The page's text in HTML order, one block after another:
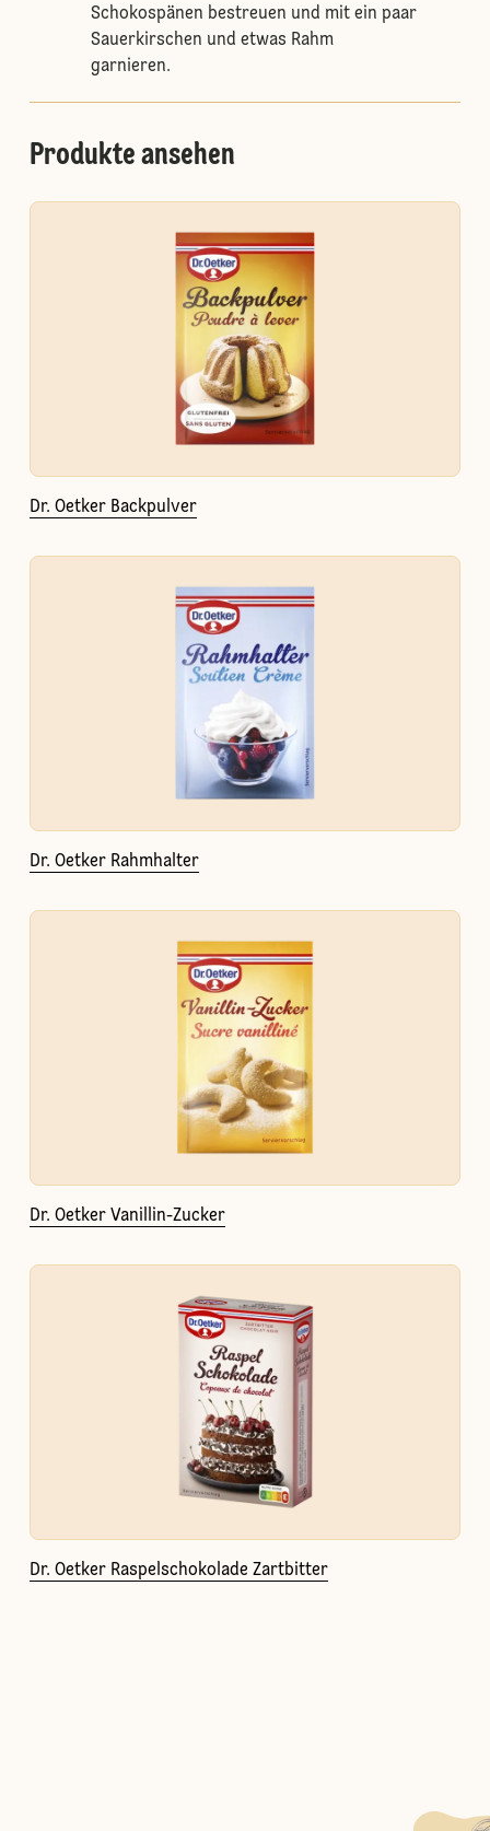
Schokospänen bestreuen und mit ein paar
Sauerkirschen und etwas Rahm
garnieren.
Produkte ansehen
Dr. Oetker Backpulver
Dr. Oetker Rahmhalter
Dr. Oetker Vanillin-Zucker
Dr. Oetker Raspelschokolade Zartbitter